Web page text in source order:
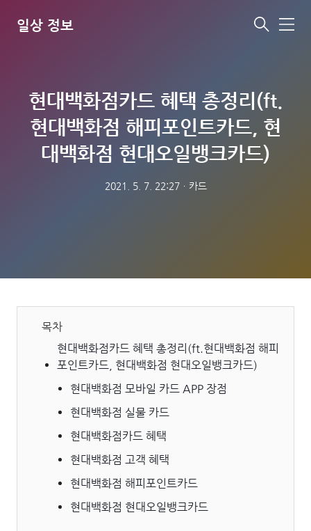
일상 정보
메
현대백화점카드 혜택 총정리(ft.
현대백화점 해피포인트카드, 현
대백화점 현대오일뱅크카드)
2021. 5. 7. 22:27ㆍ 카드
목차
현대백화점카드 혜택 총정리(ft.현대백화점 해피
포인트카드, 현대백화점 현대오일뱅크카드)
현대백화점 모바일 카드 APP 장점
현대백화점 실물 카드
현대백화점카드 혜택
현대백화점 고객 혜택
현대백화점 해피포인트카드
현대백화점 현대오일뱅크카드